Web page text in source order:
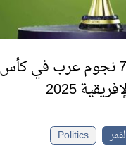
أفضل 7 نجوم عرب في كأس
2025
Politics